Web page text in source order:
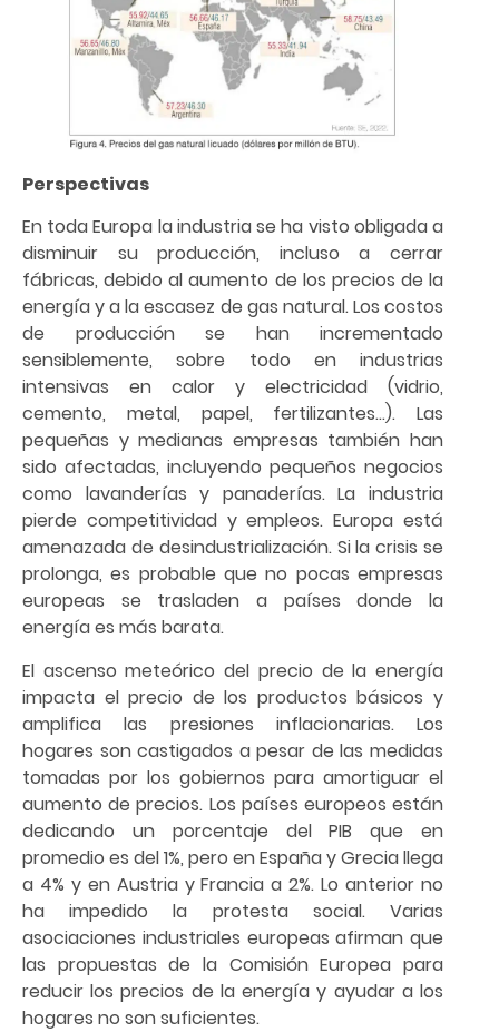
Perspectivas
En toda Europa la industria se ha visto obligada a
disminuir su producción, incluso a cerrar
fábricas, debido al aumento de los precios de la
energía y a la escasez de gas natural. Los costos
de producción se han incrementado
sensiblemente, sobre todo en industrias
intensivas en calor y electricidad (vidrio,
cemento, metal, papel, fertilizantes…). Las
pequeñas y medianas empresas también han
sido afectadas, incluyendo pequeños negocios
como lavanderías y panaderías. La industria
pierde competitividad y empleos. Europa está
amenazada de desindustrialización. Si la crisis se
prolonga, es probable que no pocas empresas
europeas se trasladen a países donde la
energía es más barata.
El ascenso meteórico del precio de la energía
impacta el precio de los productos básicos y
amplifica las presiones inflacionarias. Los
hogares son castigados a pesar de las medidas
tomadas por los gobiernos para amortiguar el
aumento de precios. Los países europeos están
dedicando un porcentaje del PIB que en
promedio es del 1%, pero en España y Grecia llega
a 4% y en Austria y Francia a 2%. Lo anterior no
ha impedido la protesta social. Varias
asociaciones industriales europeas afirman que
las propuestas de la Comisión Europea para
reducir los precios de la energía y ayudar a los
hogares no son suficientes.